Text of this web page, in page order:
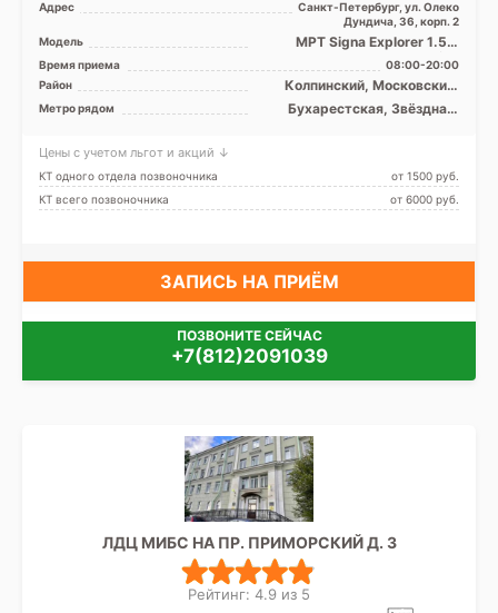
Адрес
Санкт-Петербург, ул. Олеко
Дундича, 36, корп. 2
Модель
МРТ Signa Explorer 1.5 Т
закрытого типа, КТ Toshiba
Activion 16 срезов
Время приема
08:00-20:00
Район
Колпинский, Московский,
Невский, Пушкинский,
Фрунзенский, Лен. область
Метро рядом
Бухарестская, Звёздная,
Победы, Проспект Славы,
Дунайская, Шушары
Цены с учетом льгот и акций ↓
КТ одного отдела позвоночника
от 1500 pуб.
КТ всего позвоночника
от 6000 pуб.
ЗАПИСЬ НА ПРИЁМ
ПОЗВОНИТЕ СЕЙЧАС
+7(812)2091039
ЛДЦ МИБС НА ПР. ПРИМОРСКИЙ Д. 3
Рейтинг: 4.9 из 5